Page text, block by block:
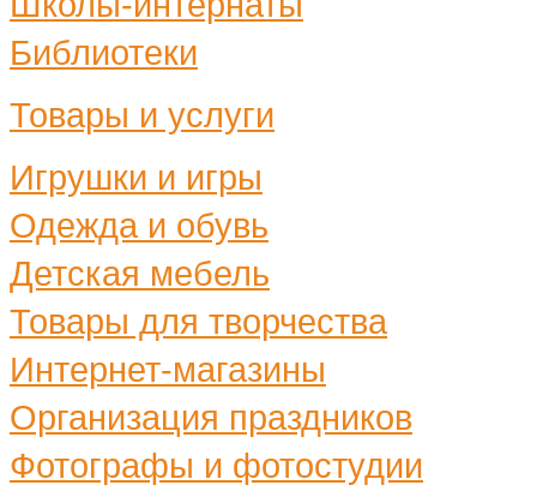
Библиотеки
Товары и услуги
Игрушки и игры
Одежда и обувь
Детская мебель
Товары для творчества
Интернет-магазины
Организация праздников
Фотографы и фотостудии